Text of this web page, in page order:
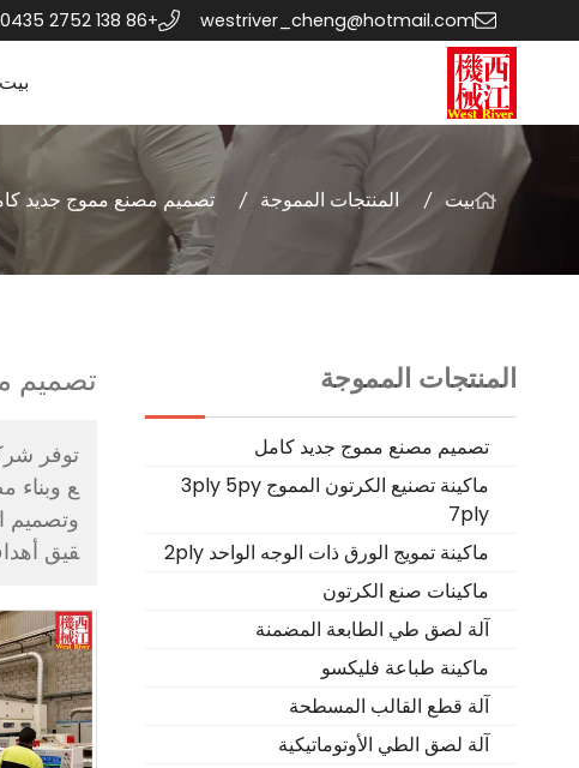
westriver_cheng@hotmail.com
+86 138 2752 0435
بيت
بيت المنتجات المموجة تصميم مصنع مموج جديد
المنتجات المموجة
تصميم مصنع مموج جديد كامل
ماكينة تصنيع الكرتون المموج 3ply 5py
7ply
ماكينة تمويج الورق ذات الوجه الواحد 2ply
ماكينات صنع الكرتون
آلة لصق طي الطابعة المضمنة
ماكينة طباعة فليكسو
آلة قطع القالب المسطحة
آلة لصق الطي الأوتوماتيكية
تصميم
ع وبناء
وتصميم
قيق